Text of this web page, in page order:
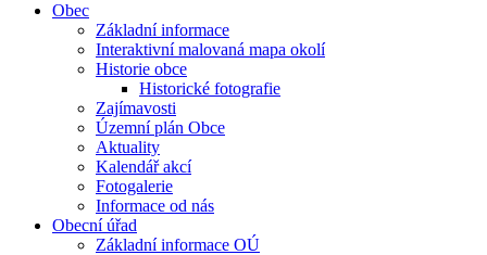
Obec
Základní informace
Interaktivní malovaná mapa okolí
Historie obce
Historické fotografie
Zajímavosti
Územní plán Obce
Aktuality
Kalendář akcí
Fotogalerie
Informace od nás
Obecní úřad
Základní informace OÚ